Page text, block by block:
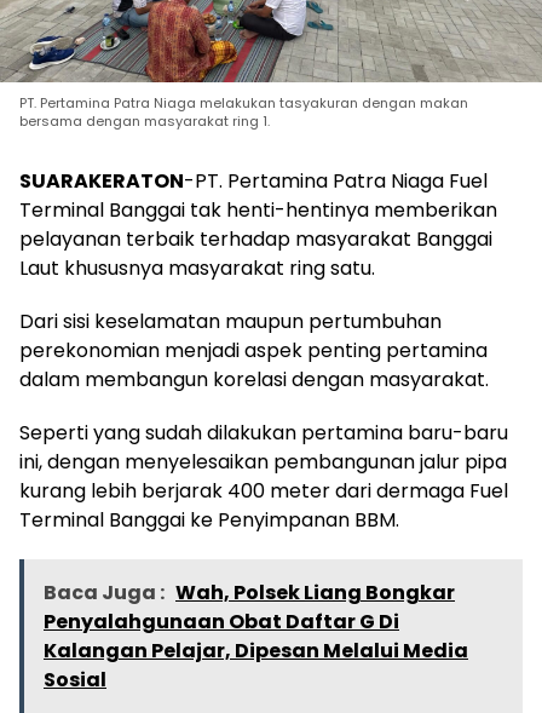
PT. Pertamina Patra Niaga melakukan tasyakuran dengan makan
bersama dengan masyarakat ring 1.
SUARAKERATON-PT. Pertamina Patra Niaga Fuel
Terminal Banggai tak henti-hentinya memberikan
pelayanan terbaik terhadap masyarakat Banggai
Laut khususnya masyarakat ring satu.
Dari sisi keselamatan maupun pertumbuhan
perekonomian menjadi aspek penting pertamina
dalam membangun korelasi dengan masyarakat.
Seperti yang sudah dilakukan pertamina baru-baru
ini, dengan menyelesaikan pembangunan jalur pipa
kurang lebih berjarak 400 meter dari dermaga Fuel
Terminal Banggai ke Penyimpanan BBM.
Baca Juga : Wah, Polsek Liang Bongkar
Penyalahgunaan Obat Daftar G Di
Kalangan Pelajar, Dipesan Melalui Media
Sosial